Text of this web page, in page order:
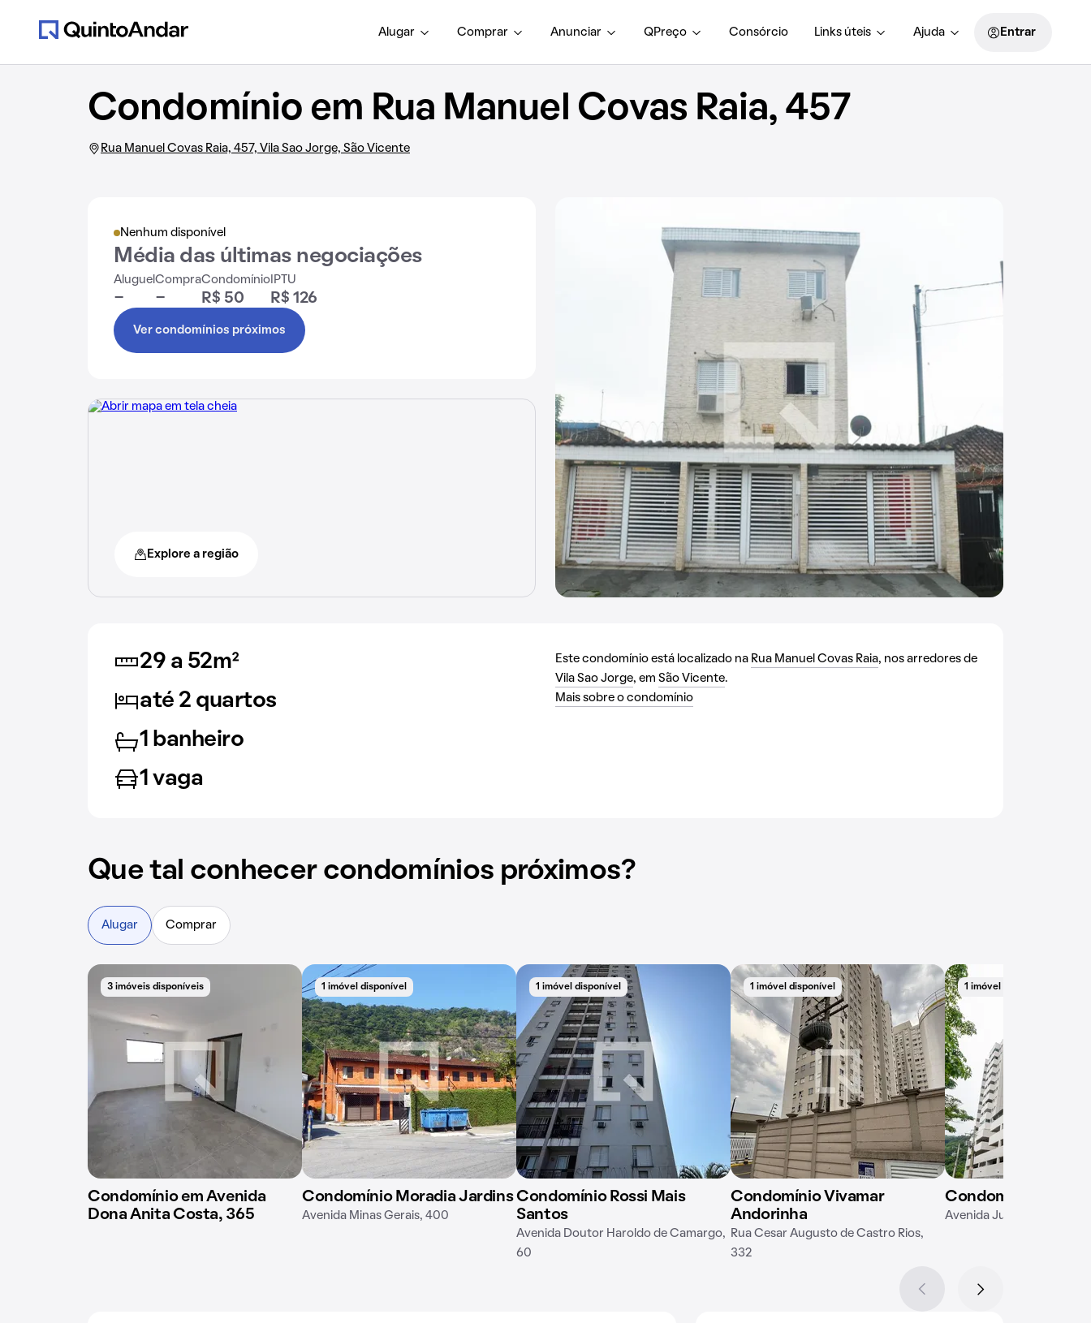
Alugar Comprar Anunciar QPreço Consórcio Links úteis Ajuda Entrar
Condomínio em Rua Manuel Covas Raia, 457
Rua Manuel Covas Raia, 457, Vila Sao Jorge, São Vicente
Nenhum disponível
Média das últimas negociações
Aluguel
-
Compra
-
Condomínio
R$ 50
IPTU
R$ 126
Ver condomínios próximos
Explore a região
29 a 52m²
até 2 quartos
1 banheiro
1 vaga
Este condomínio está localizado na Rua Manuel Covas Raia, nos arredores de
Vila Sao Jorge, em São Vicente.
Mais sobre o condomínio
Que tal conhecer condomínios próximos?
Alugar Comprar
3 imóveis disponíveis
Condomínio em Avenida
Dona Anita Costa, 365
1 imóvel disponível
Condomínio Moradia Jardins
Avenida Minas Gerais, 400
1 imóvel disponível
Condomínio Rossi Mais
Santos
Avenida Doutor Haroldo de Camargo,
60
1 imóvel disponível
Condomínio Vivamar
Andorinha
Rua Cesar Augusto de Castro Rios,
332
1 imóvel disponível
Condomínio Horto
Avenida Juiz de Fora, 328